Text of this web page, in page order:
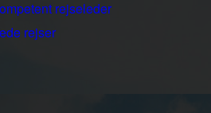
rejseleder
rejser